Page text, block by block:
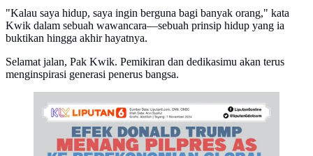
"Kalau saya hidup, saya ingin berguna bagi banyak orang," kata
Kwik dalam sebuah wawancara—sebuah prinsip hidup yang ia
buktikan hingga akhir hayatnya.
Selamat jalan, Pak Kwik. Pemikiran dan dedikasimu akan terus
menginspirasi generasi penerus bangsa.